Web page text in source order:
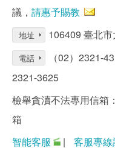
議， 請惠予賜教
地址 106409 臺北
電話
（02）2321-
2321-3625
檢舉貪瀆不法專用信箱
箱
智能客服
| 客服專